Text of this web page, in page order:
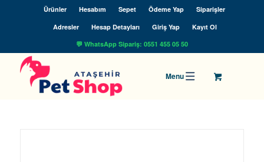
Ürünler Hesabım Sepet Ödeme Yap
Siparişler
Adresler
Hesap Detayları Giriş Yap
Kayıt Ol
💬 WhatsApp Sipariş: 0551 455 05 50